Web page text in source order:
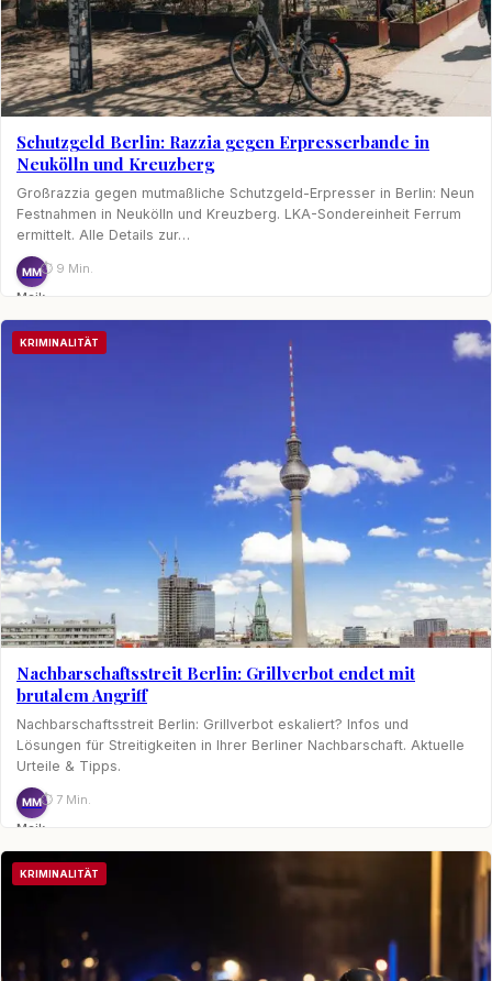
Schutzgeld Berlin: Razzia gegen Erpresserbande in
Neukölln und Kreuzberg
Großrazzia gegen mutmaßliche Schutzgeld-Erpresser in Berlin: Neun
Festnahmen in Neukölln und Kreuzberg. LKA-Sondereinheit Ferrum
ermittelt. Alle Details zur…
MM
Maik
Möhring
⏱ 9 Min.
KRIMINALITÄT
Nachbarschaftsstreit Berlin: Grillverbot endet mit
brutalem Angriff
Nachbarschaftsstreit Berlin: Grillverbot eskaliert? Infos und
Lösungen für Streitigkeiten in Ihrer Berliner Nachbarschaft. Aktuelle
Urteile & Tipps.
MM
Maik
⏱ 7 Min.
KRIMINALITÄT